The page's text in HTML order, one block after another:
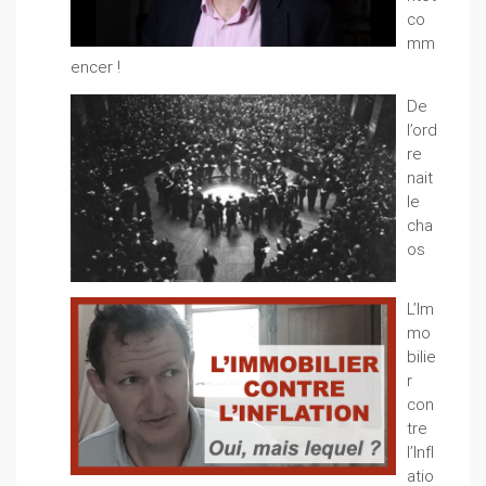
co
mm
encer !
De
l’ord
re
nait
le
cha
os
L’Im
mo
bilie
r
con
tre
l’Infl
atio